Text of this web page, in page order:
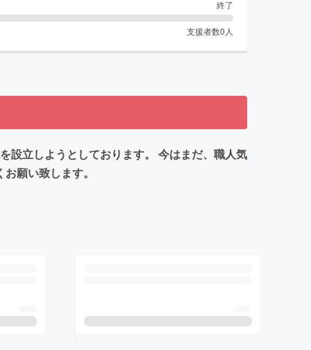
終了
支援者数0 人
設立しようとしております。 今はまだ、職人気
願い致します。